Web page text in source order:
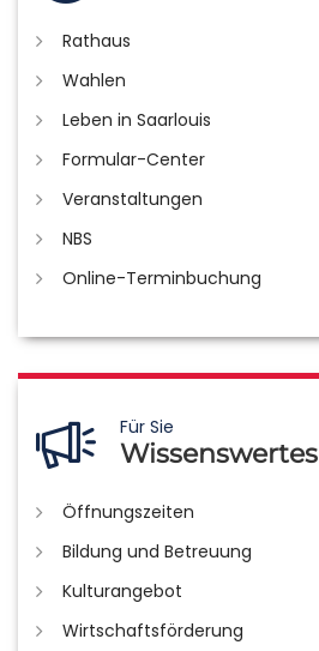
Rathaus
Wahlen
Leben in Saarlouis
Formular-Center
Veranstaltungen
NBS
Online-Terminbuchung
Für Sie
Wissenswertes
Öffnungszeiten
Bildung und Betreuung
Kulturangebot
Wirtschaftsförderung